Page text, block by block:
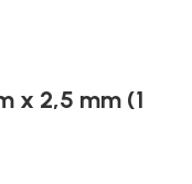
x 2,5 mm (1